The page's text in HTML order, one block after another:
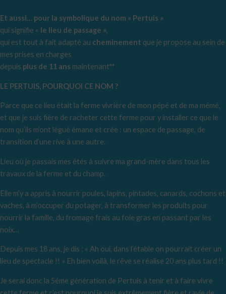
Et aussi… pour la symbolique du nom « Pertuis »
qui signifie « le lieu de passage »,
qui est tout à fait adapté au cheminement que je propose au sein de
mes prises en charges
depuis plus de 11 ans maintenant**
LE PERTUIS, POURQUOI CE NOM ?
Parce que ce lieu était la ferme vivrière de mon pépé et de ma mémé,
et que je suis fière de racheter cette ferme pour y installer ce que le
nom qu’ils m’ont légué émane et crée : un espace de passage, de
transition d’une rive à une autre.
Lieu où je passais mes étés à suivre ma grand-mère dans tous les
travaux de la ferme et du champ.
Elle m’y a appris à nourrir poules, lapins, pintades, canards, cochons et
vaches, à m’occuper du potager, à transformer les produits pour
nourrir la famille, du fromage frais au foie gras en passant par les
noix…
Depuis mes 18 ans, je dis : « Ah oui, dans l’étable on pourrait créer un
lieu de spectacle !! » Eh bien voilà, le rêve se réalise 20 ans plus tard !!
Je serai donc la 5éme génération de Pertuis à tenir et à faire vivre